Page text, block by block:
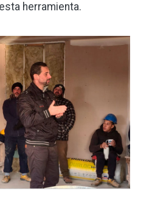
herramienta.